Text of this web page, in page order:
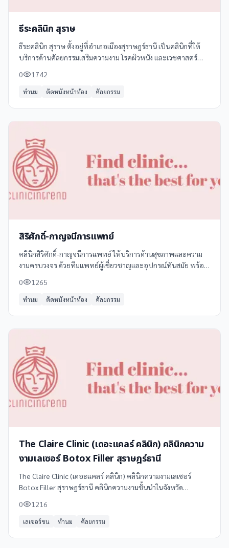
ธีระคลินิก สุราษ
ธีระคลินิก สุราษ ตั้งอยู่ที่อำเภอเมืองสุราษฎร์ธานี เป็นคลินิกที่ให้
บริการด้านศัลยกรรมเสริมความงาม โรคผิวหนัง และเวชศาสตร์
0 1742
ทำนม ตัดหนังหน้าท้อง ศัลยกรรม
สิริศักดิ์-กาญจนีการแพทย์
คลินิกสิริศักดิ์-กาญจนีการแพทย์ ให้บริการด้านสุขภาพและความ
งามครบวงจร ด้วยทีมแพทย์ผู้เชี่ยวชาญและอุปกรณ์ทันสมัย พร้อม
**ศัลยกรรมความงาม** เช่น
0 1265
ทำนม ตัดหนังหน้าท้อง ศัลยกรรม
The Claire Clinic (เดอะแคลร์ คลินิก) คลินิกความ
งามเลเซอร์ Botox Filler สุราษฎร์ธานี
The Claire Clinic (เดอะแคลร์ คลินิก) คลินิกความงามเลเซอร์
Botox Filler สุราษฎร์ธานี คลินิกความงามชั้นนำในจังหวัด
วงจร
0 1216
เลเซอร์ขน ทำนม ศัลยกรรม